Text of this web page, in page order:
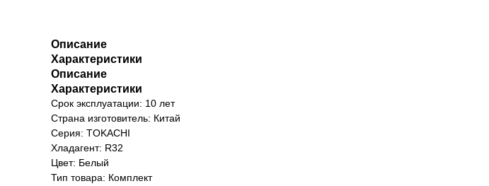
Описание
Характеристики
Описание
Характеристики
Срок эксплуатации: 10 лет
Страна изготовитель: Китай
Серия: TOKACHI
Хладагент: R32
Цвет: Белый
Тип товара: Комплект